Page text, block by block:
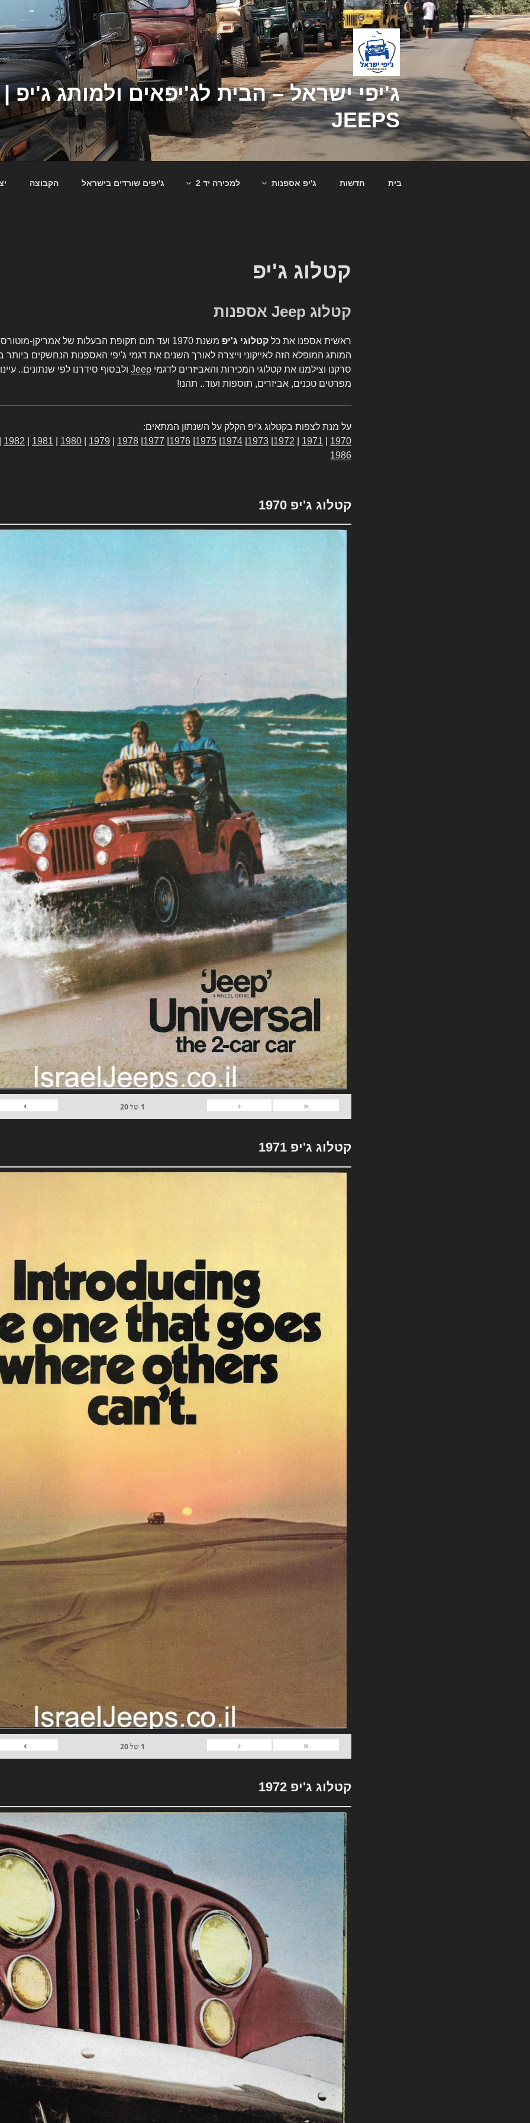
דילוג
לתוכן
JEEPS
בית חדשות ג'יפ אספנות למכירה יד 2 ג'יפים שורדים בישראל הקבוצה
קטלוג ג'יפ
קטלוג Jeep אספנות
ראשית אספנו את כל קטלוגי ג'יפ
משנת 1970 ועד תום תקופת הבעלות של אמריקן-
המותג המופלא הזה לאייקוני וייצרה לאורך השנים את דגמי ג'יפי האספנות הנחשקים
סרקנו וצילמנו את קטלוגי המכירות והאביזרים לדגמי Jeep ולבסוף סידרנו לפי שנתונים..
מפרטים טכנים, אביזרים, תוספות ועוד.. תהנו!
על מנת לצפות בקטלוג ג'יפ הקלק על השנתון המתאים:
1970
1971
1972
1973
1974
1975
1976
1977
1978
1979
1980
1981
1982
1986
קטלוג ג'יפ 1970
«
‹
1 של20
›
קטלוג ג'יפ 1971
«
‹
1 של20
›
קטלוג ג'יפ 1972